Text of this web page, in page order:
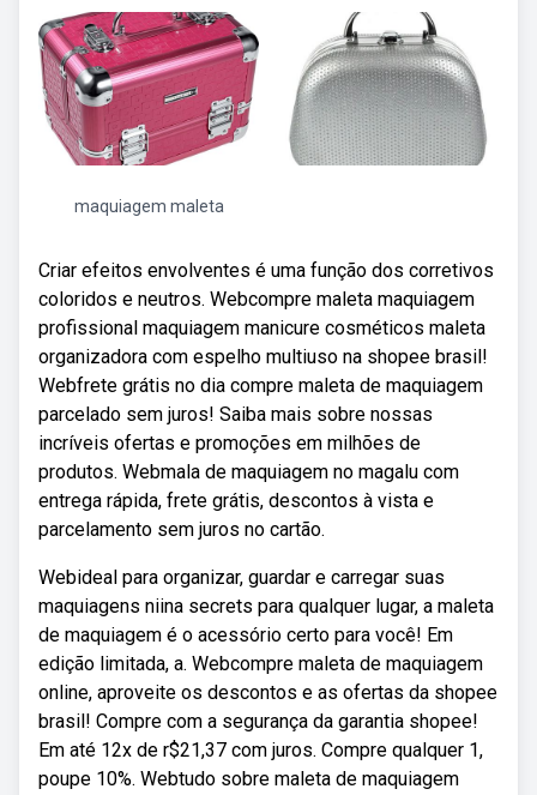
maquiagem maleta
Criar efeitos envolventes é uma função dos corretivos
coloridos e neutros. Webcompre maleta maquiagem
profissional maquiagem manicure cosméticos maleta
organizadora com espelho multiuso na shopee brasil!
Webfrete grátis no dia compre maleta de maquiagem
parcelado sem juros! Saiba mais sobre nossas
incríveis ofertas e promoções em milhões de
produtos. Webmala de maquiagem no magalu com
entrega rápida, frete grátis, descontos à vista e
parcelamento sem juros no cartão.
Webideal para organizar, guardar e carregar suas
maquiagens niina secrets para qualquer lugar, a maleta
de maquiagem é o acessório certo para você! Em
edição limitada, a. Webcompre maleta de maquiagem
online, aproveite os descontos e as ofertas da shopee
brasil! Compre com a segurança da garantia shopee!
Em até 12x de r$21,37 com juros. Compre qualquer 1,
poupe 10%. Webtudo sobre maleta de maquiagem